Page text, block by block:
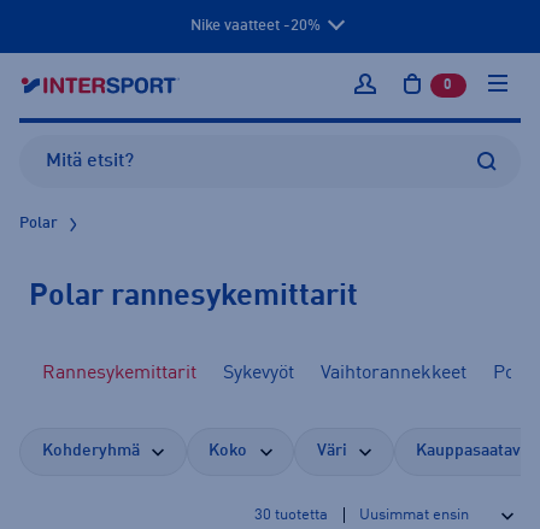
Nike vaatteet -20%
Kirjaudu sisään
0 tuotetta
Polar
Polar rannesykemittarit
Rannesykemittarit Sykevyöt Vaihtorannekkeet
Kohderyhmä Koko Väri
30 tuotetta